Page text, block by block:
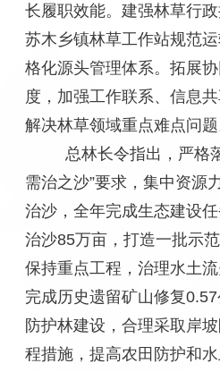
长履职效能。建强林草行
苏木乡镇林草工作站规范
格化源头管理体系。拓展
度，加强工作联系、信息
解决林草领域重点难点问题
总林长令指出，严格
需治之沙”要求，集中资源
治沙，全年完成生态建设
治沙85万亩，打造一批示
保持重点工程，治理水土
完成历史遗留矿山修复
防护林建设，合理采取岸
程措施，提高农田防护和水